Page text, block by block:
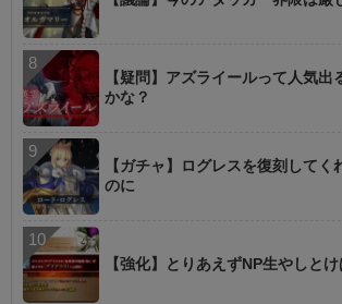
【疑問】アズライールって人気出
かな？
【ガチャ】ログレスを復刻してく
のに
【強化】とりあえずNP生やしと